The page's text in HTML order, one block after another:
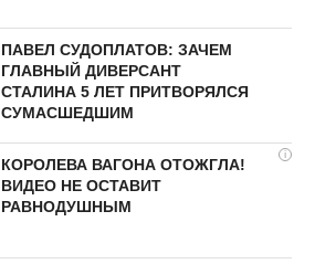
ПАВЕЛ СУДОПЛАТОВ: ЗАЧЕМ
ГЛАВНЫЙ ДИВЕРСАНТ
СТАЛИНА 5 ЛЕТ ПРИТВОРЯЛСЯ
СУМАСШЕДШИМ
i
КОРОЛЕВА ВАГОНА ОТОЖГЛА!
ВИДЕО НЕ ОСТАВИТ
РАВНОДУШНЫМ